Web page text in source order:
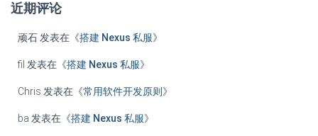
近期评论
顽石 发表在《搭建 Nexus 私服》
fil 发表在《搭建 Nexus 私服》
Chris 发表在《常用软件开发原则 》
ba 发表在《搭建 Nexus 私服》